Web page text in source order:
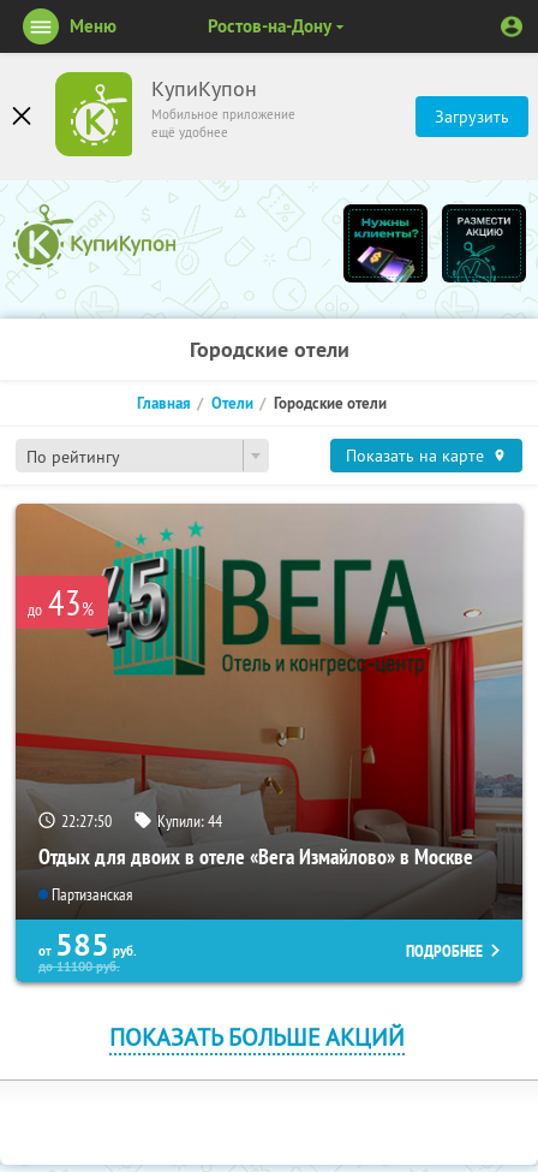
КупиКупон
Мобильное приложение
ещё удобнее
Загрузить
Меню Ростов-на-Дону
Городские отели
По рейтингу
Главная Отели Городские отели
Показать на карте
до 43%
22:27:50 Купили:44
Отдых для двоих в отеле «Вега Измайлово» в Москве
Партизанская
от 585 руб.
до11100руб.
ПОДРОБНЕЕ
ПОКАЗАТЬ БОЛЬШЕ АКЦИЙ